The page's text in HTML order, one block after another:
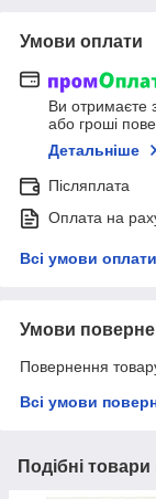
Умови оплати
Ви отримаєте
або гроші
Детальніше
Післяплата
Оплата на
Всі умови оплати
Умови
Повернення
Всі умови
Подібні товари